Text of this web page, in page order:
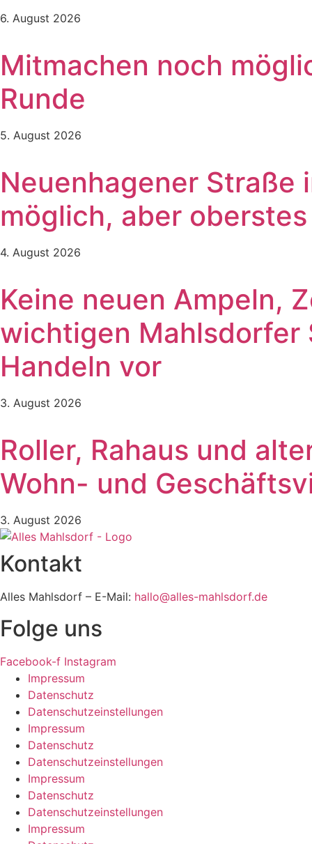
6. August 2026
Mitmachen noch
Runde
5. August 2026
Neuenhagener
möglich, aber
4. August 2026
Keine neuen Ampeln,
wichtigen Mahlsdorfer
Handeln vor
3. August 2026
Roller, Rahaus und
Wohn- und
3. August 2026
Kontakt
Alles Mahlsdorf – E-Mail: hallo@alles-mahlsdorf.de
Folge uns
Facebook-f Instagram
Impressum
Datenschutz
Datenschutzeinstellungen
Impressum
Datenschutz
Datenschutzeinstellungen
Impressum
Datenschutz
Datenschutzeinstellungen
Impressum